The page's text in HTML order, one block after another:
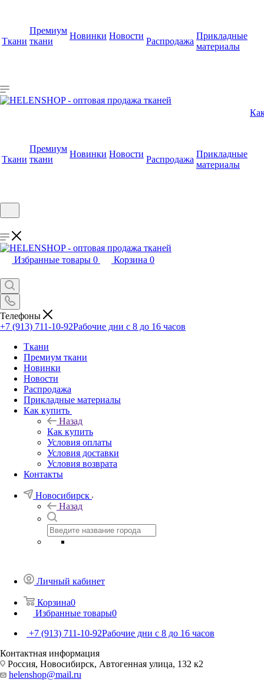
Ткани
Премиум
ткани
Новинки Новости
Распродажа
Прикладные
материалы
Ткани
Премиум
ткани
Новинки Новости
Распродажа
Прикладные
материалы
Избранные товары 0 Корзина 0
Телефоны
+7 (913) 711-10-92Рабочие дни с 8 до 16 часов
Ткани
Премиум ткани
Новинки
Новости
Распродажа
Прикладные материалы
Как купить
Назад
Как купить
Условия оплаты
Условия доставки
Условия возврата
Контакты
Новосибирск
Назад
Личный кабинет
Корзина0
Избранные товары0
+7 (913) 711-10-92Рабочие дни с 8 до 16 часов
Контактная информация
Россия, Новосибирск, Автогенная улица, 132 к2
helenshop@mail.ru